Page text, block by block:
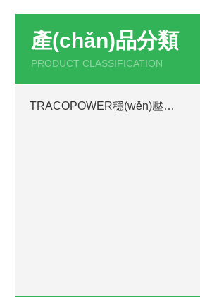
產(chǎn)品分類
PRODUCT CLASSIFICATION
TRACOPOWER穩(wěn)壓電源